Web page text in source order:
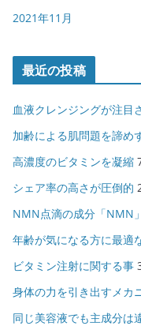
2021年11月
最近の投稿
血液クレンジングが注目
加齢による肌問題を諦め
高濃度のビタミンを凝縮
シェア率の高さが圧倒的
NMN点滴の成分「NMN
年齢が気になる方に最適
ビタミン注射に関する事
身体の力を引き出すメカ
同じ美容液でも主成分は